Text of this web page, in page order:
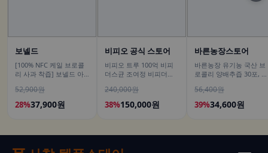
보넬드
[100% NFC 케일 브로콜
리 사과 착즙] 보넬드 아
개
52,900원
28%37,900원
비피오 공식 스토어
비피오 트루 100억 비피
더스균 조여정 비피더스
240,000원
38%150,000원
바른농장스토어
바른농장 유기농 국산 브
로콜리 양배추즙 30포, 1
56,400원
39%34,600원